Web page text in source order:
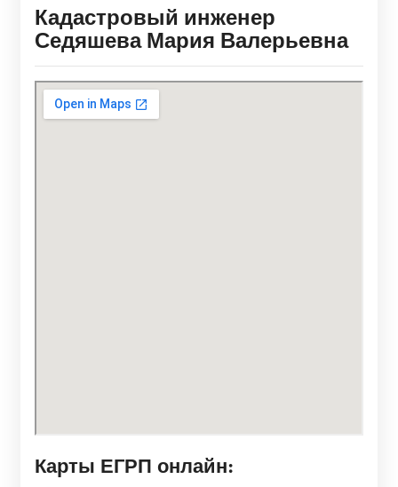
Кадастровый инженер
Седяшева Мария Валерьевна
Карты ЕГРП онлайн: